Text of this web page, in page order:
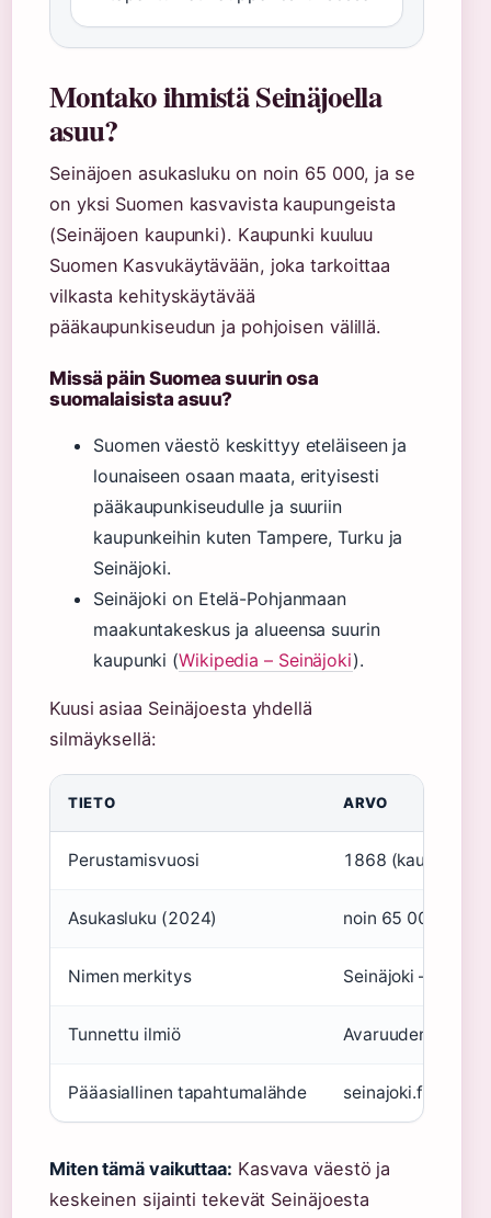
Montako ihmistä Seinäjoella
asuu?
Seinäjoen asukasluku on noin 65 000, ja se
on yksi Suomen kasvavista kaupungeista
(Seinäjoen kaupunki). Kaupunki kuuluu
Suomen Kasvukäytävään, joka tarkoittaa
vilkasta kehityskäytävää
pääkaupunkiseudun ja pohjoisen välillä.
Missä päin Suomea suurin osa
suomalaisista asuu?
Suomen väestö keskittyy eteläiseen ja
lounaiseen osaan maata, erityisesti
pääkaupunkiseudulle ja suuriin
kaupunkeihin kuten Tampere, Turku ja
Seinäjoki.
Seinäjoki on Etelä-Pohjanmaan
maakuntakeskus ja alueensa suurin
kaupunki (Wikipedia – Seinäjoki).
Kuusi asiaa Seinäjoesta yhdellä
silmäyksellä:
TIETO ARVO
Perustamisvuosi 1868 (kauppala
Asukasluku (2024) noin 65 000
Nimen merkitys Seinäjoki –
Tunnettu ilmiö Avaruuden
Pääasiallinen tapahtumalähde seinajoki.fi/
Miten tämä vaikuttaa: Kasvava väestö ja
keskeinen sijainti tekevät Seinäjoesta